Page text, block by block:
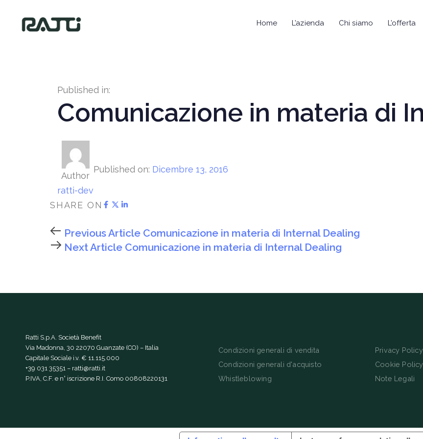
Home L’azienda Chi siamo L’offerta
Published in:
Comunicazione in materia di
Author
ratti-dev
Published on: Dicembre 13, 2016
SHARE ON
Previous Article Comunicazione in materia di Internal Dealing
Next Article Comunicazione in materia di Internal Dealing
Ratti S.p.A. Società Benefit
Via Madonna, 30 22070 Guanzate (CO) – Italia
Capitale Sociale i.v. € 11.115.000
+39 031 35351 – ratti@ratti.it
P.IVA, C.F. e n° iscrizione R.I. Como 00808220131
Condizioni generali di vendita
Condizioni generali d'acquisto
Whistleblowing
Privacy Policy
Cookie Policy
Note Legali